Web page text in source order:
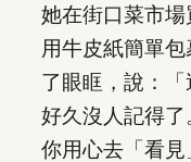
她在街口菜市場
用牛皮紙簡單
了眼眶，說：「
好久沒人記得
你用心去「看見